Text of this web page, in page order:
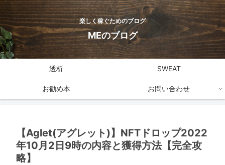
楽しく稼ぐためのブログ
MEのブログ
透析 SWEAT
お勧め本 お問い合わせ
【Aglet(アグレット)】NFTドロップ2022
年10月2日9時の内容と獲得方法【完全攻
略】